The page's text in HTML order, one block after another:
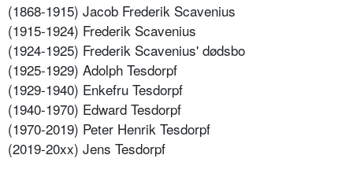
(1868-1915) Jacob Frederik Scavenius
(1915-1924) Frederik Scavenius
(1924-1925) Frederik Scavenius' dødsbo
(1925-1929) Adolph Tesdorpf
(1929-1940) Enkefru Tesdorpf
(1940-1970) Edward Tesdorpf
(1970-2019) Peter Henrik Tesdorpf
(2019-20xx) Jens Tesdorpf